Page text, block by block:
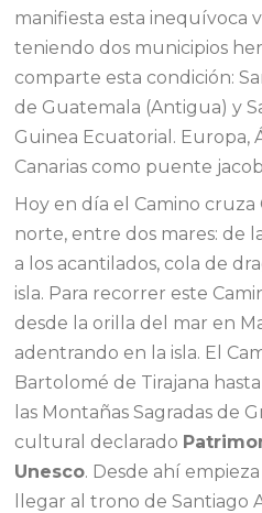
manifiesta esta inequívoca
teniendo dos municipios
comparte esta condición:
de Guatemala (Antigua) y
Guinea Ecuatorial. Europa,
Canarias como puente
Hoy en día el Camino cruza
norte, entre dos mares: de
a los acantilados, cola de
isla. Para recorrer este
desde la orilla del mar en
adentrando en la isla. El
Bartolomé de Tirajana
las Montañas Sagradas de
cultural declarado
Unesco. Desde ahí
llegar al trono de Santiago